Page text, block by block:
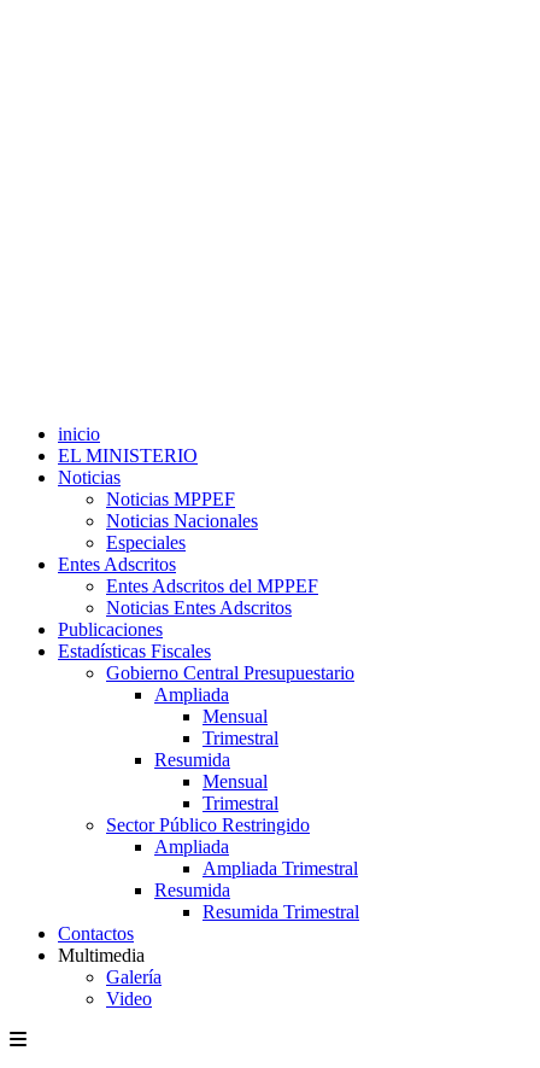
inicio
EL MINISTERIO
Noticias
Noticias MPPEF
Noticias Nacionales
Especiales
Entes Adscritos
Entes Adscritos del MPPEF
Noticias Entes Adscritos
Publicaciones
Estadísticas Fiscales
Gobierno Central Presupuestario
Ampliada
Mensual
Trimestral
Resumida
Mensual
Trimestral
Sector Público Restringido
Ampliada
Ampliada Trimestral
Resumida
Resumida Trimestral
Contactos
Multimedia
Galería
Video